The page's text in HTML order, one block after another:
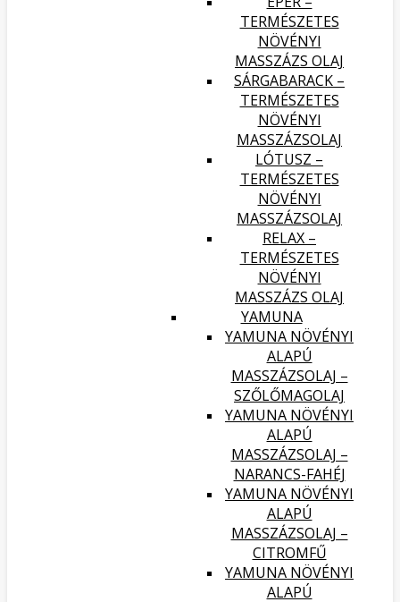
TERMÉSZETES
NÖVÉNYI
MASSZÁZS OLAJ
SÁRGABARACK –
TERMÉSZETES
NÖVÉNYI
MASSZÁZSOLAJ
LÓTUSZ –
TERMÉSZETES
NÖVÉNYI
MASSZÁZSOLAJ
RELAX –
TERMÉSZETES
NÖVÉNYI
MASSZÁZS OLAJ
YAMUNA
YAMUNA NÖVÉNYI
ALAPÚ
MASSZÁZSOLAJ –
SZŐLŐMAGOLAJ
YAMUNA NÖVÉNYI
ALAPÚ
MASSZÁZSOLAJ –
NARANCS-FAHÉJ
YAMUNA NÖVÉNYI
ALAPÚ
MASSZÁZSOLAJ –
CITROMFŰ
YAMUNA NÖVÉNYI
ALAPÚ